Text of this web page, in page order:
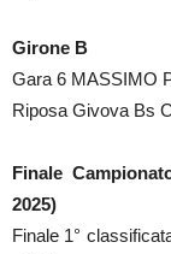
Girone B
Gara 6 MASSIMO
Riposa Givova Bs
Finale
2025)
Finale 1°